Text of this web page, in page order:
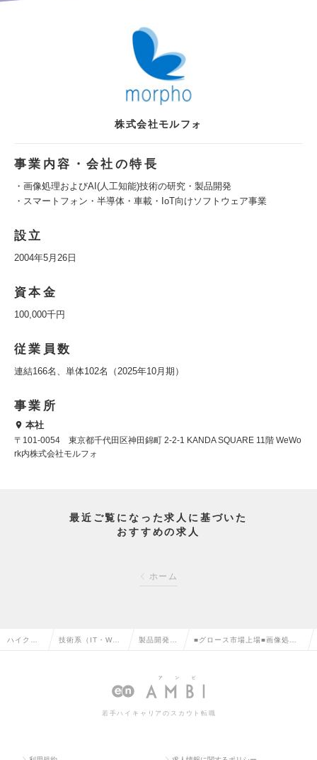
株式会社モルフォ
事業内容・会社の特長
・画像処理およびAI(人工知能)技術の研究・製品開発
・スマートフォン・半導体・車載・IoT向けソフトウェア事業
設立
2004年5月26日
資本金
100,000千円
従業員数
連結166名、単体102名（2025年10月期）
事業所
本社
〒101-0054 東京都千代田区神田錦町 2-2-1 KANDA SQUARE 11階 WeWo
rk内株式会社モルフォ
最近ご覧になった求人に基づいた
おすすめの求人
ホーム
ハイクラ 技術系（IT・We 製品開発・ ■グロース市場上場■画像処理
若手ハイキャリアのスカウト転職